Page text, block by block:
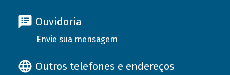
Ouvidoria
Envie sua mensagem
Outros telefones e endereços